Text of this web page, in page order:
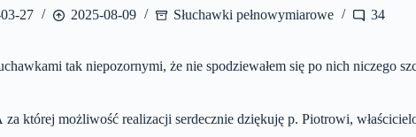
27 2025-08-09 Słuchawki pełnowymiarowe 34
tak niepozornymi, że nie spodziewałem się po nich niczego
za której możliwość realizacji serdecznie dziękuję p. Piotrowi,